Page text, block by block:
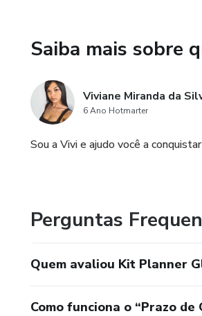
Saiba mais sobre
Viviane Miranda da
6 Ano Hotmarter
Sou a Vivi e ajudo você a
Perguntas
Quem avaliou Kit Planner
Como funciona o “Prazo de